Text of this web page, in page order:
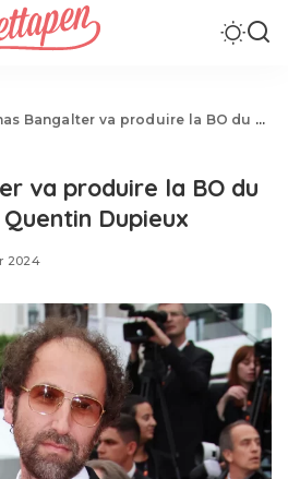
va produire la BO du prochain film de Quentin Dupieux
va produire la BO du
Dupieux
2024